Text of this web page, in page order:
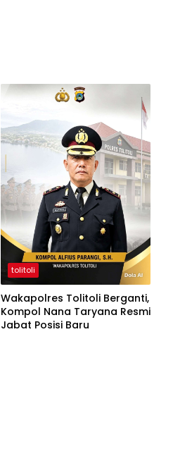
tolitoli
Wakapolres Tolitoli Berganti,
Kompol Nana Taryana Resmi
Jabat Posisi Baru